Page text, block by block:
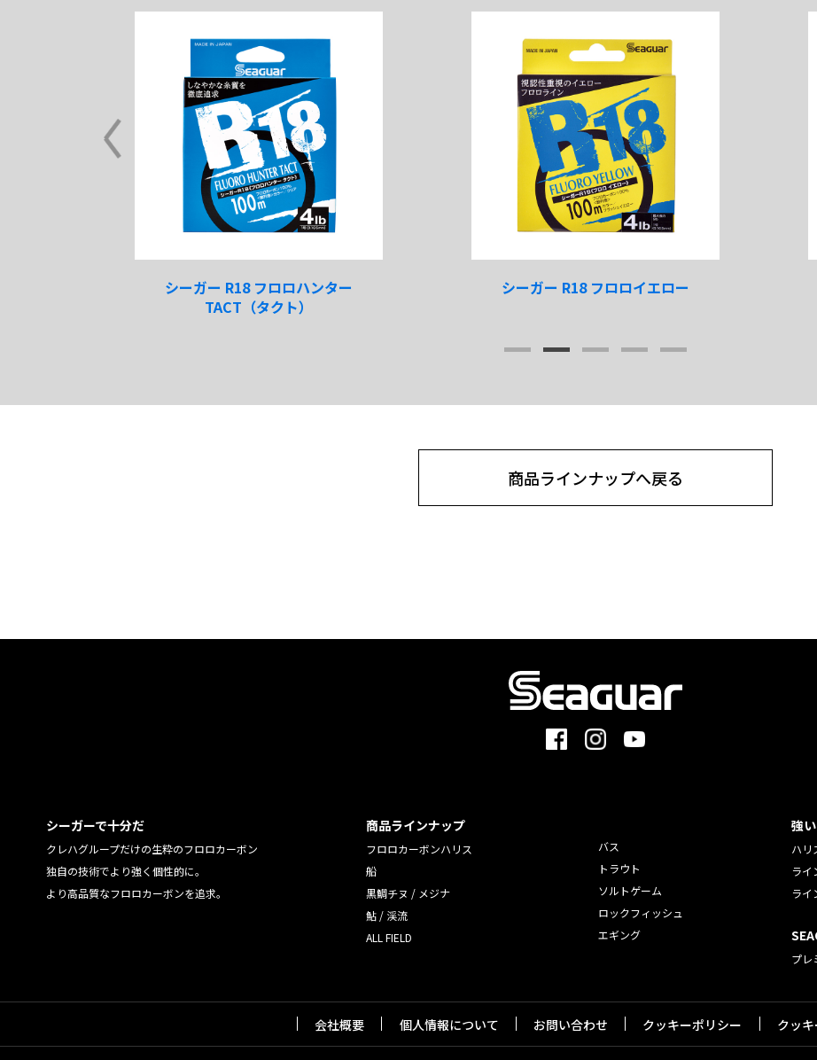
シーガー R18 フロロハンター
TACT（タクト）
シーガー R18 フロロイエロー
商品ラインナップへ戻る
シーガーで十分だ
クレハグループだけの生粋のフロロカーボン
独自の技術でより強く個性的に。
より高品質なフロロカーボンを追求。
商品ラインナップ
フロロカーボンハリス
船
黒鯛チヌ / メジナ
鮎 / 渓流
ALL FIELD
バス
トラウト
ソルトゲーム
ロックフィッシュ
エギング
強
ハリ
ライ
ライ
プレ
会社概要 個人情報について お問い合わせ クッキーポリシー クッ